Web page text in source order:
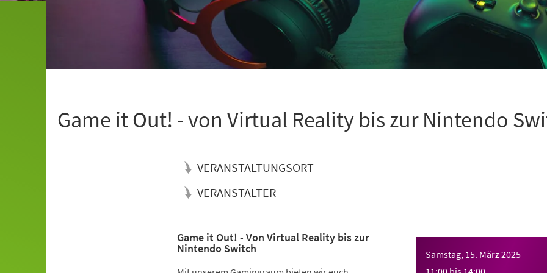
Game it Out! - von Virtual Reality bis zur Nintendo
VERANSTALTUNGSORT
VERANSTALTER
Samstag, 15. März 2025
Game it Out! - Von Virtual Reality bis zur
Nintendo Switch